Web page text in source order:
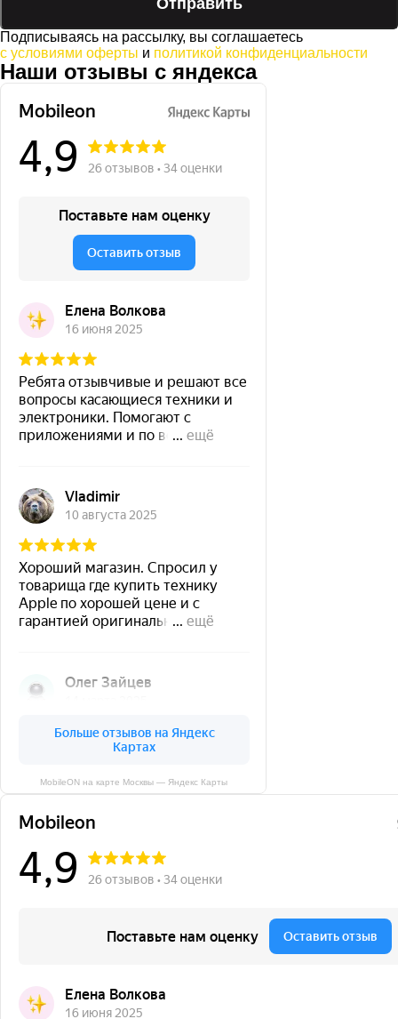
Подписываясь на рассылку, вы соглашаетесь
с условиями оферты и политикой конфиденциальности
Наши отзывы с яндекса
MobileON на карте Москвы — Яндекс Карты